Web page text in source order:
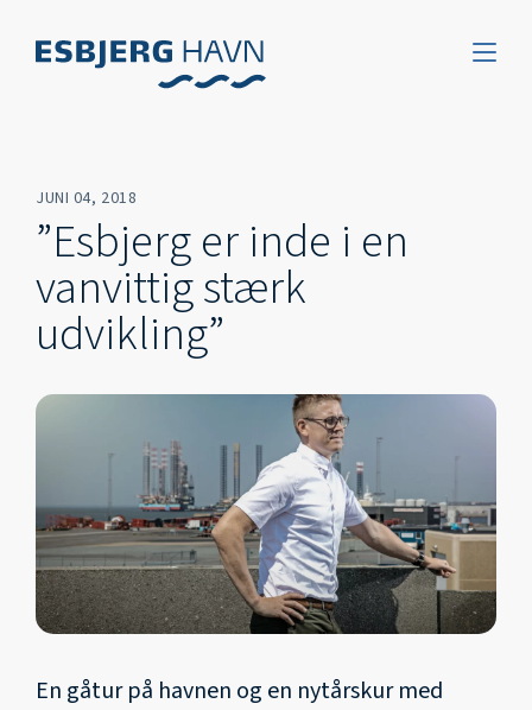
JUNI 04, 2018
”Esbjerg er inde i en
vanvittig stærk
udvikling”
En gåtur på havnen og en nytårskur med